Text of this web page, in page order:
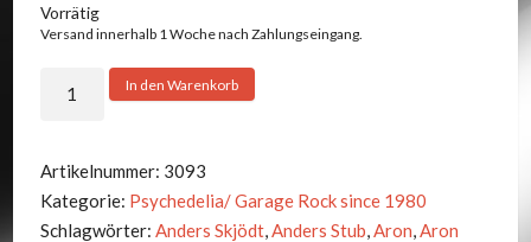
Vorrätig
Versand innerhalb 1 Woche nach Zahlungseingang.
Psychedelic
Freakout
Party
In den Warenkorb
Artikelnummer: 3093
Kategorie: Psychedelia/ Garage Rock since 1980
Schlagwörter: Anders Skjödt,Anders Stub,Aron,Aron